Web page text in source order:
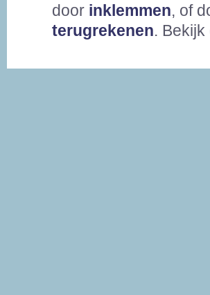
door inklemmen, of
terugrekenen.